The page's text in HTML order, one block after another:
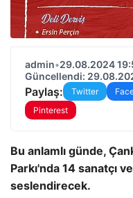
admin•29.08.2024
Güncellendi:
Paylaş: Twitter
Pinterest
Bu anlamlı günde,
Parkı'nda 14 sanatçı
seslendirecek.